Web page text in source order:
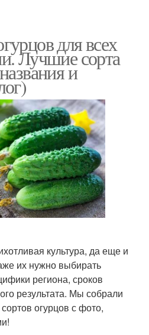
для всех
Лучшие сорта
и
культура, да еще и
их нужно выбирать
региона, сроков
результата. Мы собрали
огурцов с фото,